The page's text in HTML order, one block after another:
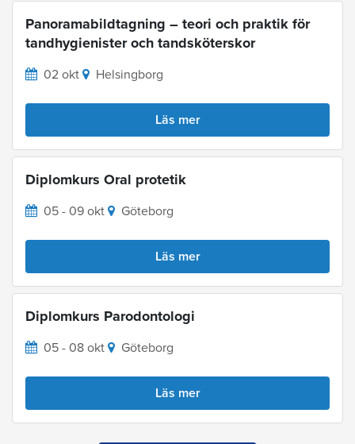
Panoramabildtagning – teori och praktik för
tandhygienister och tandsköterskor
02 okt Helsingborg
Läs mer
Diplomkurs Oral protetik
05 - 09 okt Göteborg
Läs mer
Diplomkurs Parodontologi
05 - 08 okt Göteborg
Läs mer